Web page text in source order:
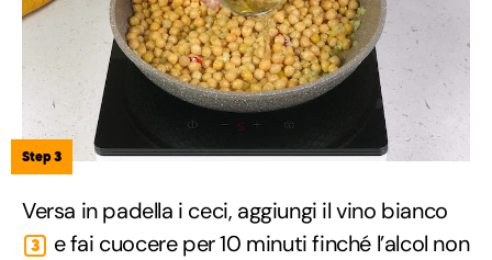
Step 3
Versa in padella i ceci, aggiungi il vino bianco
3
e fai cuocere per 10 minuti finché l’alcol non